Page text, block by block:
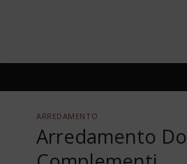
ARREDAMENTO
Arredamento